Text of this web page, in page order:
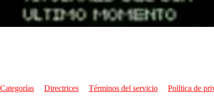
Categorías Directrices Términos del servicio Política de